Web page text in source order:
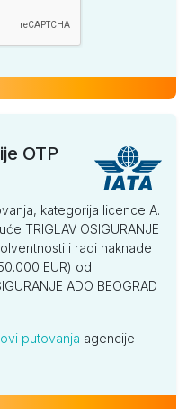
OTP
kategorija licence A.
TRIGLAV OSIGURANJE
i radi naknade
EUR) od
ADO BEOGRAD
putovanja agencije